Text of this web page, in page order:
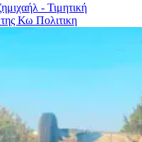
- Τιμητική
της Κω Πολιτικη